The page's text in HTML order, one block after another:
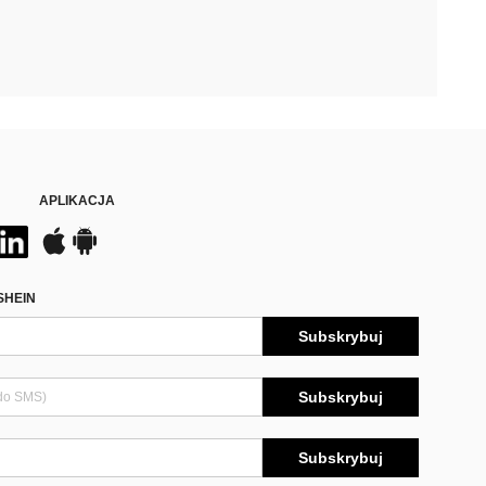
APLIKACJA
Subskrybuj
Subskrybuj
Subskrybuj